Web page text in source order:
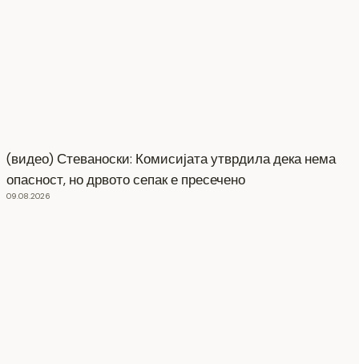
(видео) Стеваноски: Комисијата утврдила дека нема
опасност, но дрвото сепак е пресечено
09.08.2026